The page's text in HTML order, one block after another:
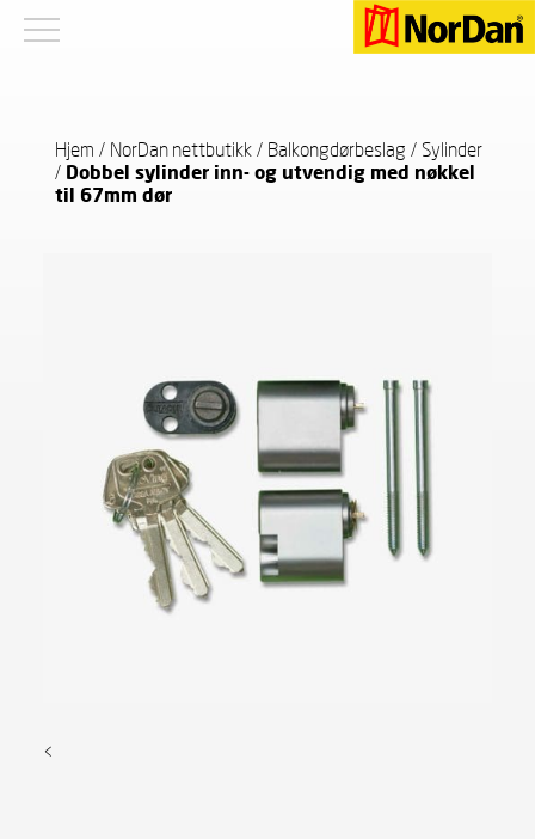
Hjem / NorDan nettbutikk / Balkongdørbeslag / Sylinder
/Dobbel sylinder inn- og utvendig med nøkkel
til 67mm dør
<